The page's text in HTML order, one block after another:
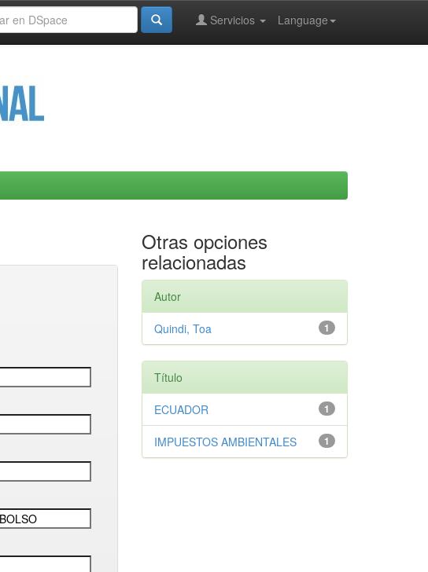
Language
Servicios
Otras opciones
relacionadas
Autor
1
Quindi, Toa
Título
1
ECUADOR
1
IMPUESTOS AMBIENTALES